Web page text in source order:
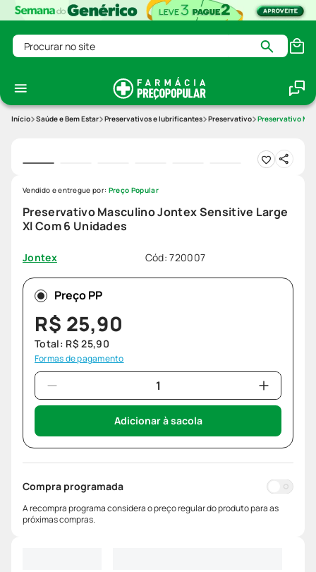
Procurar no site
Saúde e Bem Estar Preservativos e lubrificantes Preservativo Preservativo
Preservativo Masculino Jontex Sensitive Large
Xl Com 6 Unidades
Jontex Cód:720007
Vendido e entregue por: Preço Popular
Preço PP
R$ 25,90
Total: R$ 25,90
Formas de pagamento
Adicionar à sacola
Compra programada
A recompra programa considera o preço regular do produto para as
próximas compras.